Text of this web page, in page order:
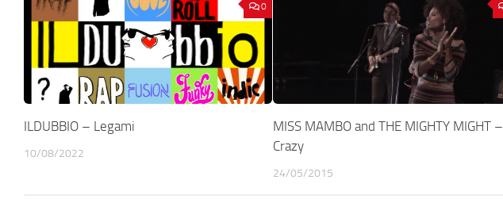
0
ILDUBBIO – Legami
10/08/2022
MISS MAMBO and THE MIGHTY MIGHT –
Crazy
24/05/2015